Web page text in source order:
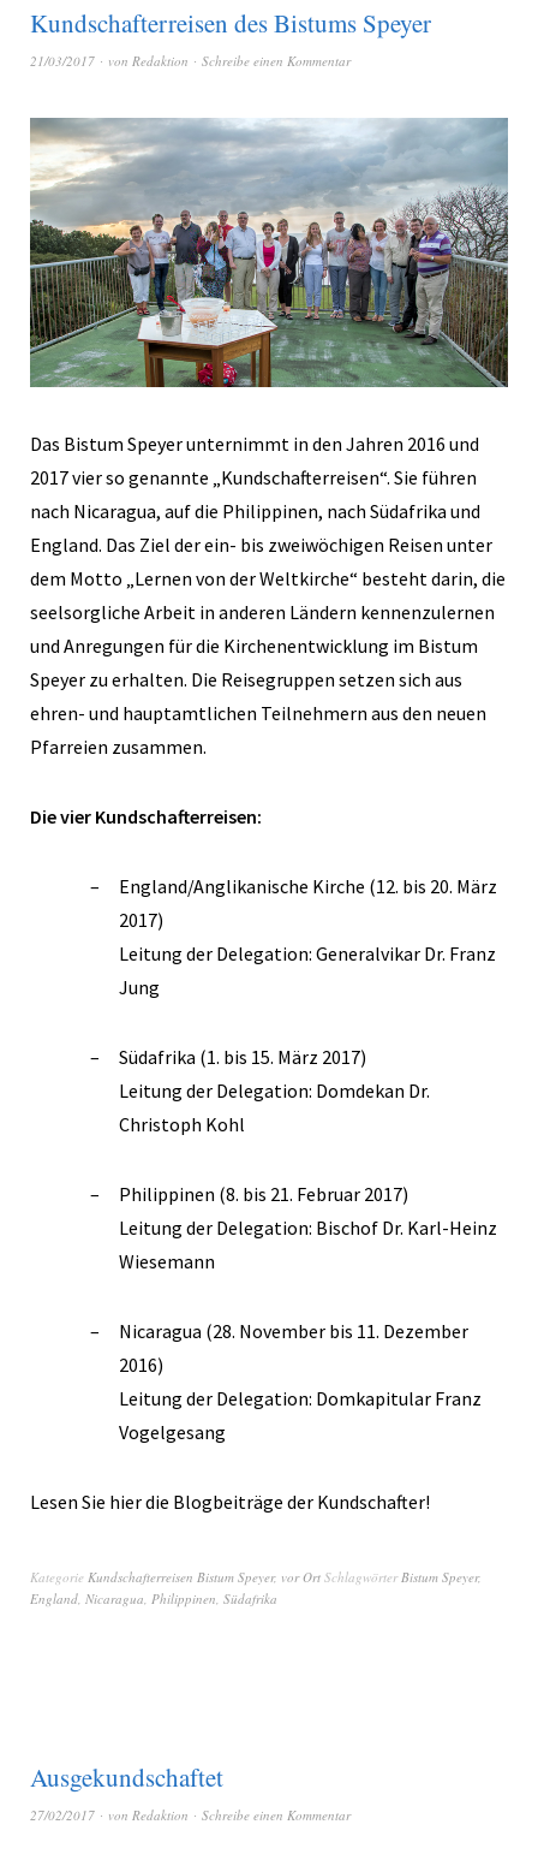
Kundschafterreisen des Bistums Speyer
21/03/2017 von Redaktion Schreibe einen Kommentar
Das Bistum Speyer unternimmt in den Jahren 2016 und
2017 vier so genannte „Kundschafterreisen“. Sie führen
nach Nicaragua, auf die Philippinen, nach Südafrika und
England. Das Ziel der ein- bis zweiwöchigen Reisen unter
dem Motto „Lernen von der Weltkirche“ besteht darin, die
seelsorgliche Arbeit in anderen Ländern kennenzulernen
und Anregungen für die Kirchenentwicklung im Bistum
Speyer zu erhalten. Die Reisegruppen setzen sich aus
ehren- und hauptamtlichen Teilnehmern aus den neuen
Pfarreien zusammen.
Die vier Kundschafterreisen:
England/Anglikanische Kirche (12. bis 20. März
2017)
Leitung der Delegation: Generalvikar Dr. Franz
Jung
Südafrika (1. bis 15. März 2017)
Leitung der Delegation: Domdekan Dr.
Christoph Kohl
Philippinen (8. bis 21. Februar 2017)
Leitung der Delegation: Bischof Dr. Karl-Heinz
Wiesemann
Nicaragua (28. November bis 11. Dezember
2016)
Leitung der Delegation: Domkapitular Franz
Vogelgesang
Lesen Sie hier die Blogbeiträge der Kundschafter!
Kategorie Kundschafterreisen Bistum Speyer, vor Ort SchlagwörterBistum Speyer,
England, Nicaragua, Philippinen, Südafrika
Ausgekundschaftet
27/02/2017 von Redaktion Schreibe einen Kommentar